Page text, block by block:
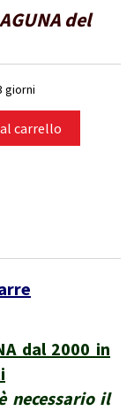
del
giorni
carrello
dal 2000 in
necessario il